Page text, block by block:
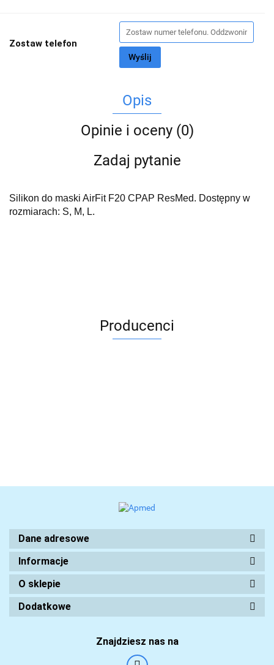
Zostaw telefon
Wyślij
Opis
Opinie i oceny (0)
Zadaj pytanie
Silikon do maski AirFit F20 CPAP ResMed. Dostępny w
rozmiarach: S, M, L.
Producenci
Dane adresowe
Informacje
O sklepie
Dodatkowe
Znajdziesz nas na